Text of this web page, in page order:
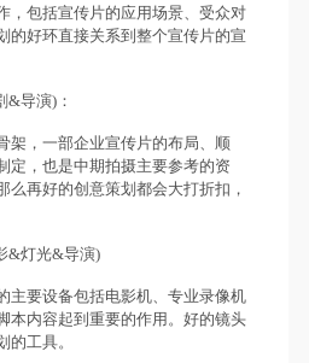
，包括宣传片的应用场景、受众对
的好环直接关系到整个宣传片的宣
导演)：
，一部企业宣传片的布局、顺
定，也是中期拍摄主要参考的资
么再好的创意策划都会大打折扣，
灯光&导演)
要设备包括电影机、专业录像机
本内容起到重要的作用。好的镜头
工具。